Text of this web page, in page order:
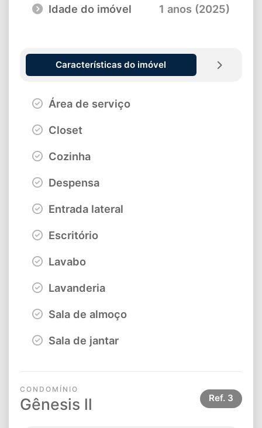
Idade do imóvel 1 anos (2025)
Características do imóvel
Área de serviço
Closet
Cozinha
Despensa
Entrada lateral
Escritório
Lavabo
Lavanderia
Sala de almoço
Sala de jantar
CONDOMÍNIO
Gênesis ll Ref. 3